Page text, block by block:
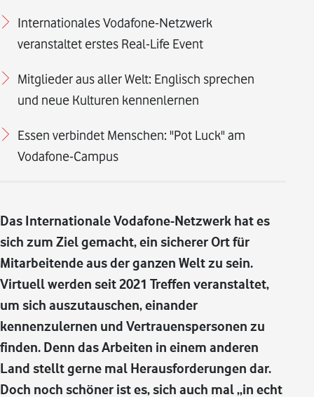
Internationales Vodafone-Netzwerk
veranstaltet erstes Real-Life Event
Mitglieder aus aller Welt: Englisch sprechen
und neue Kulturen kennenlernen
Essen verbindet Menschen: "Pot Luck" am
Vodafone-Campus
Das Internationale Vodafone-Netzwerk hat es
sich zum Ziel gemacht, ein sicherer Ort für
Mitarbeitende aus der ganzen Welt zu sein.
Virtuell werden seit 2021 Treffen veranstaltet,
um sich auszutauschen, einander
kennenzulernen und Vertrauenspersonen zu
finden. Denn das Arbeiten in einem anderen
Land stellt gerne mal Herausforderungen dar.
Doch noch schöner ist es, sich auch mal „in echt